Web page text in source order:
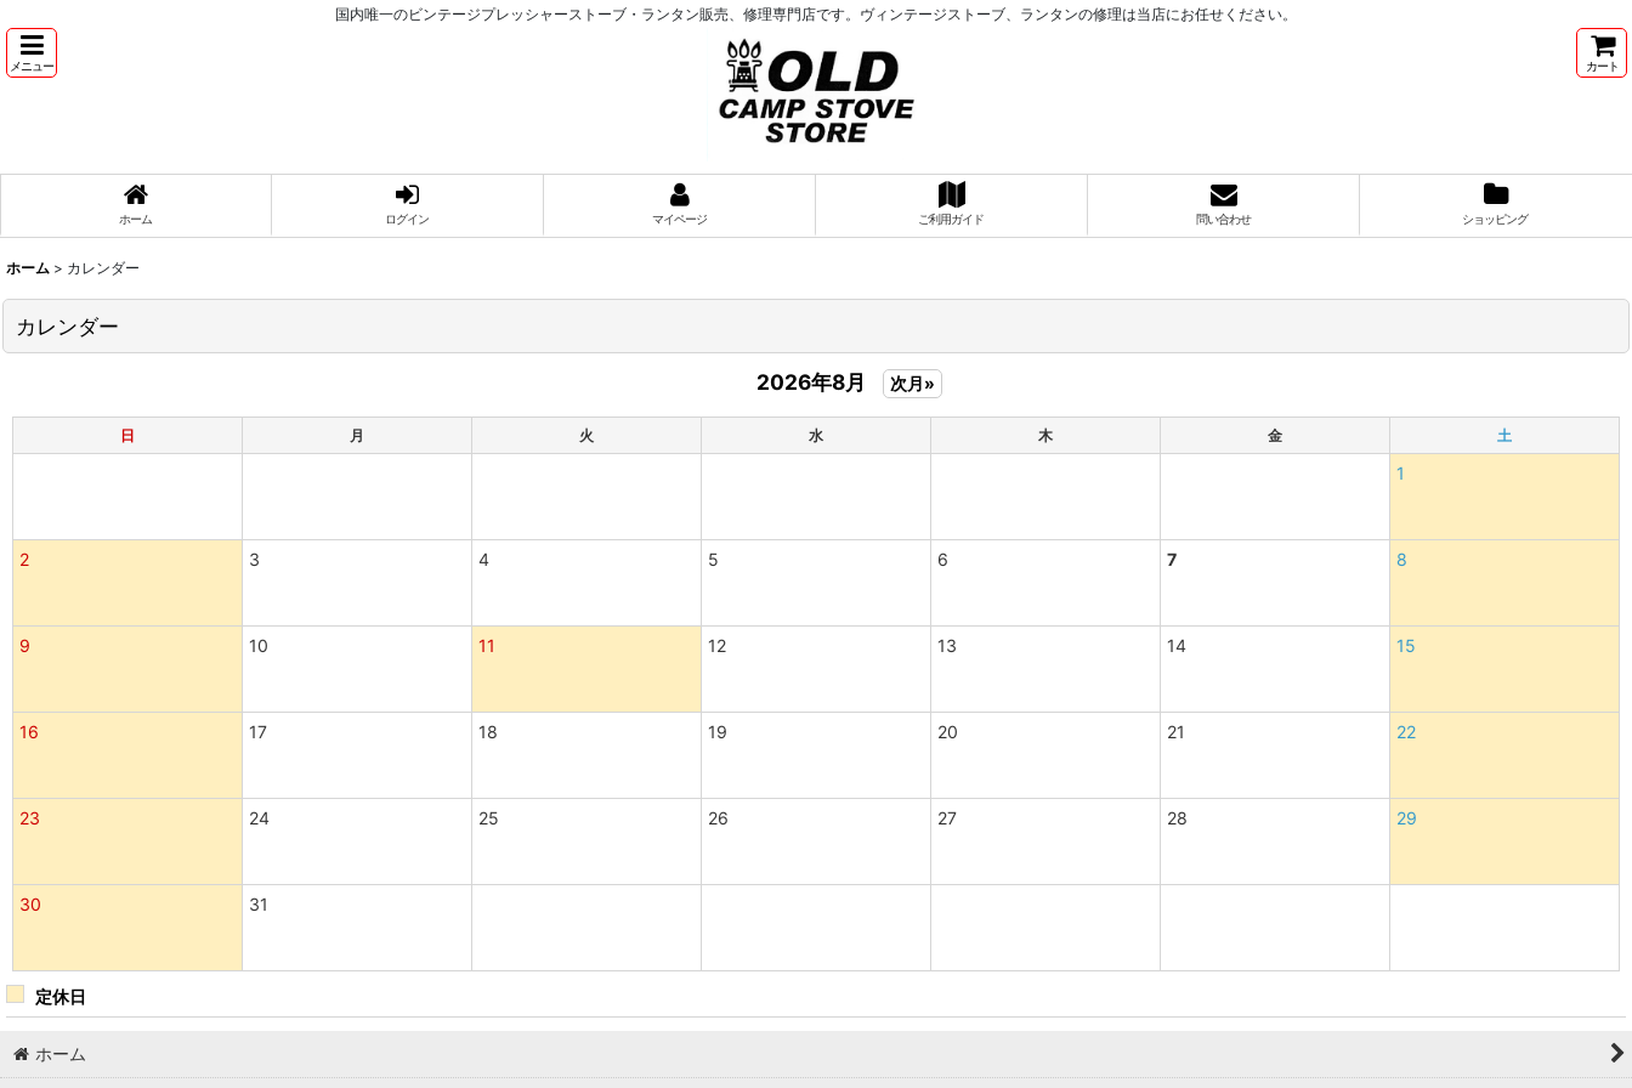
国内唯一のビンテージプレッシャーストーブ・ランタン販売、修理専門店です。ヴィンテージストーブ、ランタンの修理は当店にお任せください。
メニュー カート
ホーム ログイン マイページ ご利用ガイド 問い合わせ ショッピング
ホーム > カレンダー
カレンダー
2026年8月 次月»
日 月 火 水 木 金 土
1
2 3 4 5 6 7 8
9 10 11 12 13 14 15
16 17 18 19 20 21 22
23 24 25 26 27 28 29
30 31
定休日
ホーム